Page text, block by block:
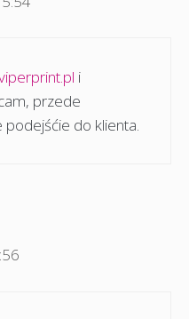
i
przede
podejśćie do klienta.